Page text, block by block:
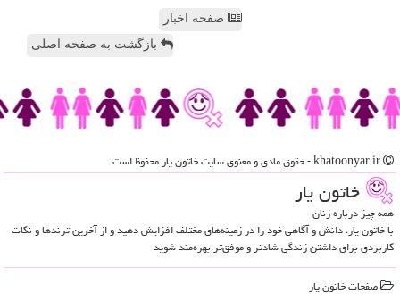
صفحه اخبار
بازگشت به صفحه اصلی
خاتون یار
همه چیز درباره زنان
با خاتون یار، دانش و آگاهی خود را در زمینه‌های مختلف افزایش دهید و از آخرین ترندها و نکات
کاربردی برای داشتن زندگی شادتر و موفق‌تر بهره‌مند شوید
صفحات خاتون یار